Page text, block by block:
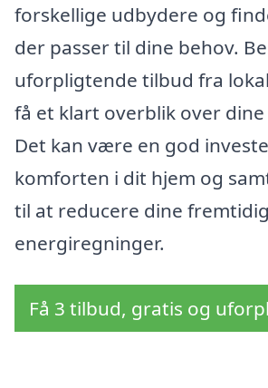
forskellige udbydere og
der passer til dine behov.
uforpligtende tilbud fra
få et klart overblik over
Det kan være en god
komforten i dit hjem og
til at reducere dine
energiregninger.
Få 3 tilbud, gratis og